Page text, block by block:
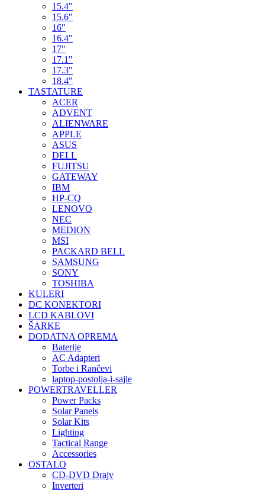
15.4"
15.6"
16"
16.4"
17"
17.1"
17.3"
18.4"
TASTATURE
ACER
ADVENT
ALIENWARE
APPLE
ASUS
DELL
FUJITSU
GATEWAY
IBM
HP-CQ
LENOVO
NEC
MEDION
MSI
PACKARD BELL
SAMSUNG
SONY
TOSHIBA
KULERI
DC KONEKTORI
LCD KABLOVI
ŠARKE
DODATNA OPREMA
Baterije
AC Adapteri
Torbe i Rančevi
laptop-postolja-i-sajle
POWERTRAVELLER
Power Packs
Solar Panels
Solar Kits
Lighting
Tactical Range
Accessories
OSTALO
CD-DVD Drajv
Inverteri